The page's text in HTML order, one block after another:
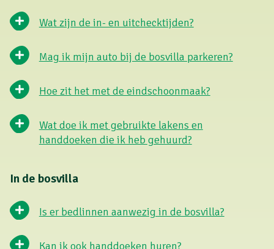
Wat zijn de in- en uitchecktijden?
Mag ik mijn auto bij de bosvilla parkeren?
Hoe zit het met de eindschoonmaak?
Wat doe ik met gebruikte lakens en
handdoeken die ik heb gehuurd?
In de bosvilla
Is er bedlinnen aanwezig in de bosvilla?
Kan ik ook handdoeken huren?